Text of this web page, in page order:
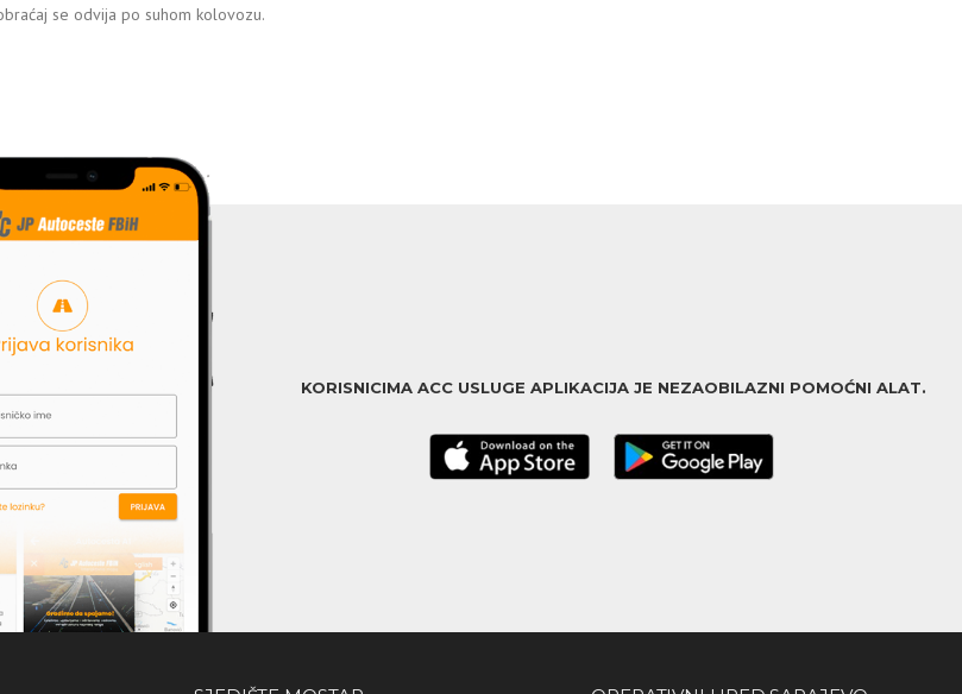
se odvija po suhom kolovozu.
KORISNICIMA ACC USLUGE APLIKACIJA JE NEZAOBILAZNI POMOĆNI ALAT.